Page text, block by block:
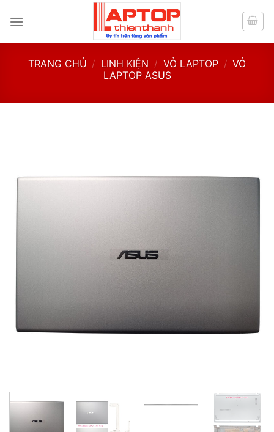
TRANG CHỦ / LINH KIỆN / VỎ LAPTOP / VỎ
LAPTOP ASUS